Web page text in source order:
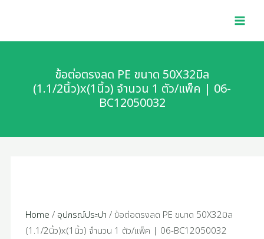
content
ข้อต่อตรงลด PE ขนาด 50X32มิล
(1.1/2นิ้ว)x(1นิ้ว) จำนวน 1 ตัว/แพ็ค | 06-
BC12050032
Home / อุปกรณ์ประปา / ข้อต่อตรงลด PE ขนาด 50X32มิล
(1.1/2นิ้ว)x(1นิ้ว) จำนวน 1 ตัว/แพ็ค | 06-BC12050032
ตรง
ขนาด
จำนวน
06-
BC12050032